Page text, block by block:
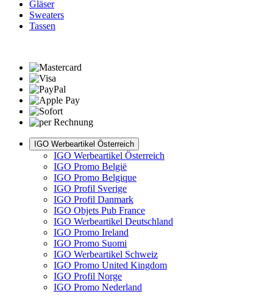
Gläser
Sweaters
Tassen
IGO Werbeartikel Österreich
IGO Werbeartikel Österreich
IGO Promo België
IGO Promo Belgique
IGO Profil Sverige
IGO Profil Danmark
IGO Objets Pub France
IGO Werbeartikel Deutschland
IGO Promo Ireland
IGO Promo Suomi
IGO Werbeartikel Schweiz
IGO Promo United Kingdom
IGO Profil Norge
IGO Promo Nederland